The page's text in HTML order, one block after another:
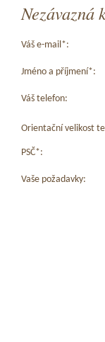
Nezávazná
Váš e-mail*:
Jméno a příjmení*:
Váš telefon:
Orientační velikost
PSČ*:
Vaše požadavky: